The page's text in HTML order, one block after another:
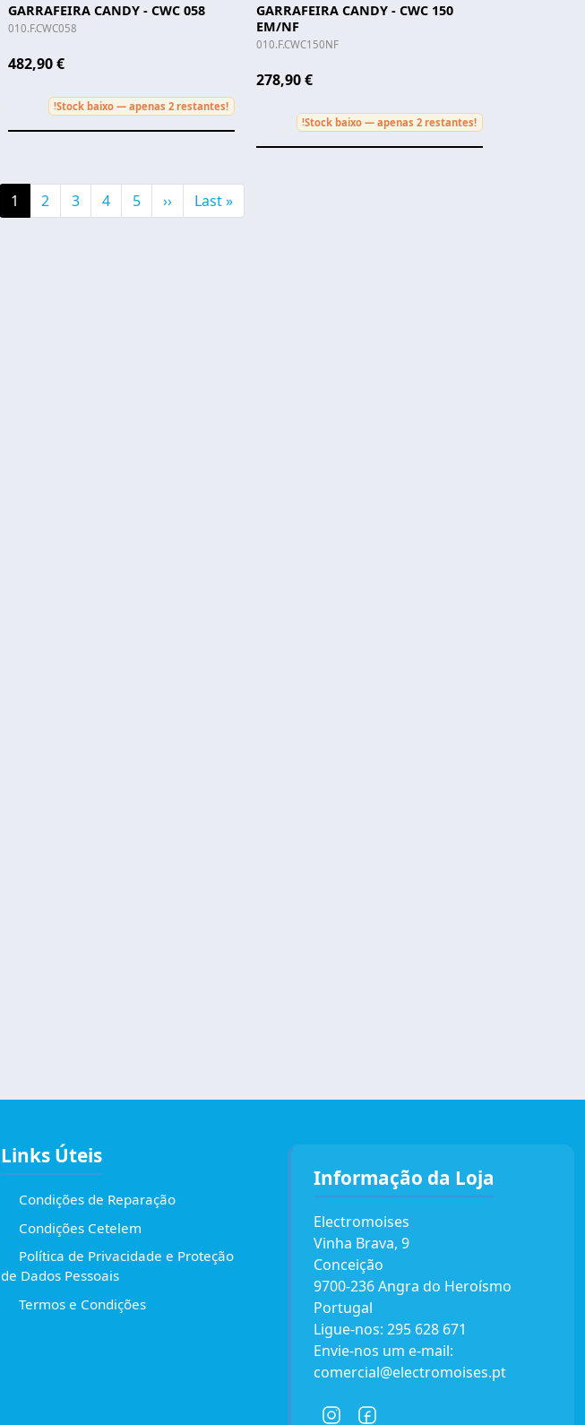
GARRAFEIRA CANDY - CWC 058
010.F.CWC058
482,90 €
!Stock baixo — apenas 2 restantes!
GARRAFEIRA CANDY - CWC 150
EM/NF
010.F.CWC150NF
278,90 €
!Stock baixo — apenas 2 restantes!
Current page
1 Page
2 Page
3 Page
4 Page
5 Next page
›› Última página
Last »
Links Úteis
Condições de Reparação
Condições Cetelem
Política de Privacidade e Proteção
de Dados Pessoais
Termos e Condições
Informação da Loja
Electromoises
Vinha Brava, 9
Conceição
9700-236 Angra do Heroísmo
Portugal
Ligue-nos: 295 628 671
Envie-nos um e-mail:
comercial@electromoises.pt